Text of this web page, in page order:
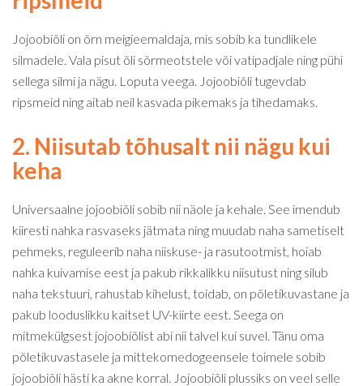
Jojoobiõli on õrn meigieemaldaja, mis sobib ka tundlikele
silmadele. Vala pisut õli sõrmeotstele või vatipadjale ning pühi
sellega silmi ja nägu. Loputa veega. Jojoobiõli tugevdab
ripsmeid ning aitab neil kasvada pikemaks ja tihedamaks.
2. Niisutab tõhusalt nii nägu kui
keha
Universaalne jojoobiõli sobib nii näole ja kehale. See imendub
kiiresti nahka rasvaseks jätmata ning muudab naha sametiselt
pehmeks, reguleerib naha niiskuse- ja rasutootmist, hoiab
nahka kuivamise eest ja pakub rikkalikku niisutust ning silub
naha tekstuuri, rahustab kihelust, toidab, on põletikuvastane ja
pakub looduslikku kaitset UV-kiirte eest. Seega on
mitmekülgsest jojoobiõlist abi nii talvel kui suvel. Tänu oma
põletikuvastasele ja mittekomedogeensele toimele sobib
jojoobiõli hästi ka akne korral. Jojoobiõli plussiks on veel selle